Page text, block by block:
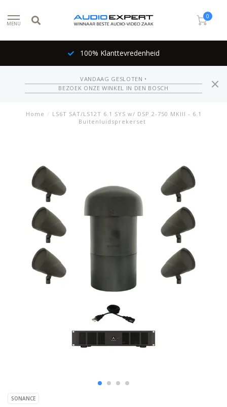
MENU
0
100% Klanttevredenheid
VANDAAG GESLOTEN •
BEZOEK ONZE WINKEL IN DEN BOSCH
Home / LS6T SAT/LS12T 6.1 SYS w/ DSP 2-750 MKIII - 6.1
Buitenluidsprekerset
SONANCE